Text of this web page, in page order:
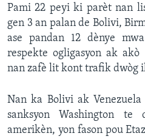
Pami 22 peyi ki parèt nan
gen 3 an palan de Bolivi,
ase pandan 12 dènye
respekte ogligasyon ak
nan zafè lit kont trafik dwòg
Nan ka Bolivi ak
sanksyon Washington
amerikèn, yon fason pou